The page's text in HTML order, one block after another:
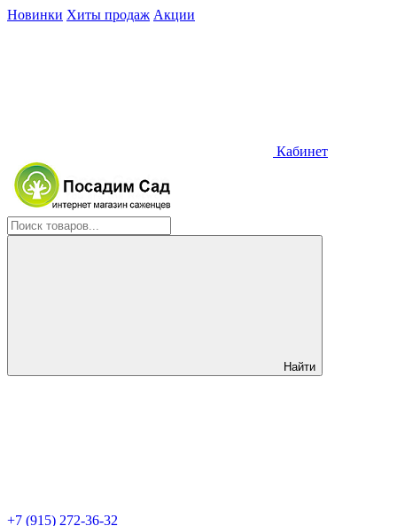
Новинки Хиты продаж Акции
Кабинет
Найти
+7 (915) 272-36-32